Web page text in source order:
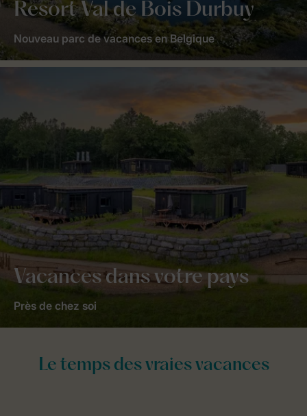
Resort Val de Bois Durbuy
Nouveau parc de vacances en Belgique
Vacances dans votre pays
Près de chez soi